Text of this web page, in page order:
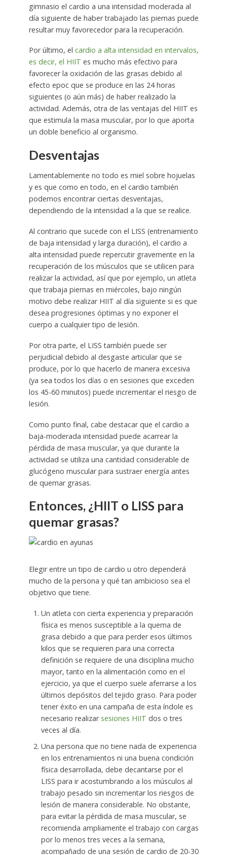
gimnasio el cardio a una intensidad moderada al
día siguiente de haber trabajado las piernas puede
resultar muy favorecedor para la recuperación.
Por último, el cardio a alta intensidad en intervalos,
es decir, el HIIT es mucho más efectivo para
favorecer la oxidación de las grasas debido al
efecto epoc que se produce en las 24 horas
siguientes (o aún más) de haber realizado la
actividad. Además, otra de las ventajas del HIIT es
que estimula la masa muscular, por lo que aporta
un doble beneficio al organismo.
Desventajas
Lamentablemente no todo es miel sobre hojuelas
y es que como en todo, en el cardio también
podemos encontrar ciertas desventajas,
dependiendo de la intensidad a la que se realice.
Al contrario que sucede con el LISS (entrenamiento
de baja intensidad y larga duración), el cardio a
alta intensidad puede repercutir gravemente en la
recuperación de los músculos que se utilicen para
realizar la actividad, así que por ejemplo, un atleta
que trabaja piernas en miércoles, bajo ningún
motivo debe realizar HIIT al día siguiente si es que
desea progresiones óptimas y no exponer el
cuerpo a cualquier tipo de lesión.
Por otra parte, el LISS también puede ser
perjudicial debido al desgaste articular que se
produce, por lo que hacerlo de manera excesiva
(ya sea todos los días o en sesiones que exceden
los 45-60 minutos) puede incrementar el riesgo de
lesión.
Como punto final, cabe destacar que el cardio a
baja-moderada intensidad puede acarrear la
pérdida de masa muscular, ya que durante la
actividad se utiliza una cantidad considerable de
glucógeno muscular para sustraer energía antes
de quemar grasas.
Entonces, ¿HIIT o LISS para
quemar grasas?
Elegir entre un tipo de cardio u otro dependerá
mucho de la persona y qué tan ambicioso sea el
objetivo que tiene.
Un atleta con cierta experiencia y preparación
física es menos susceptible a la quema de
grasa debido a que para perder esos últimos
kilos que se requieren para una correcta
definición se requiere de una disciplina mucho
mayor, tanto en la alimentación como en el
ejercicio, ya que el cuerpo suele aferrarse a los
últimos depósitos del tejido graso. Para poder
tener éxito en una campaña de esta índole es
necesario realizar sesiones HIIT dos o tres
veces al día.
Una persona que no tiene nada de experiencia
en los entrenamientos ni una buena condición
física desarrollada, debe decantarse por el
LISS para ir acostumbrando a los músculos al
trabajo pesado sin incrementar los riesgos de
lesión de manera considerable. No obstante,
para evitar la pérdida de masa muscular, se
recomienda ampliamente el trabajo con cargas
por lo menos tres veces a la semana,
acompañado de una sesión de cardio de 20-30